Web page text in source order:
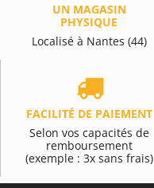
UN MAGASIN
PHYSIQUE
Localisé à Nantes (44)
FACILITÉ DE PAIEMENT
Selon vos capacités de
remboursement
(exemple : 3x sans frais)